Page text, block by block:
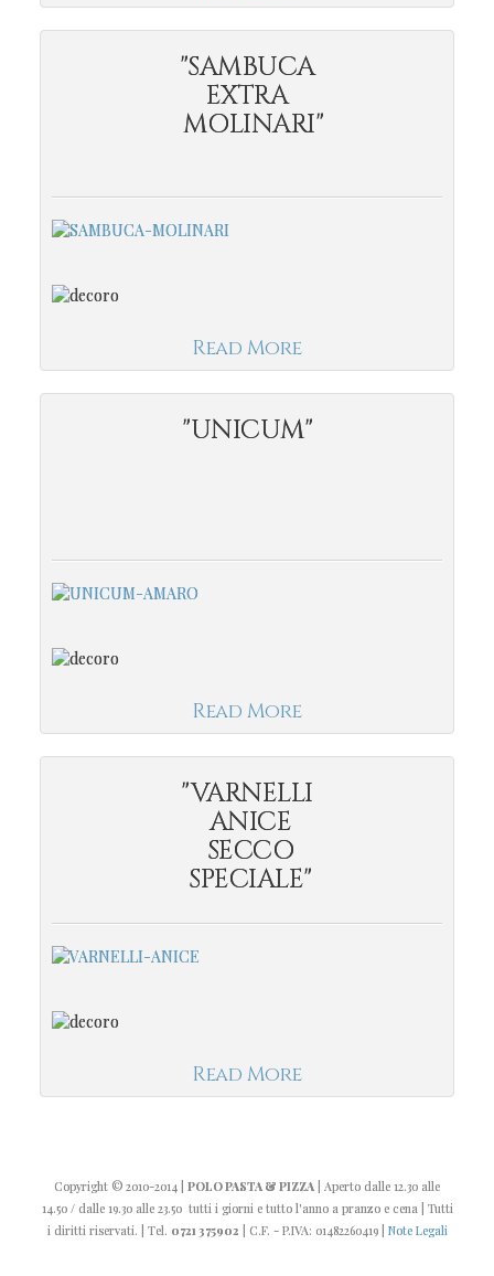
"SAMBUCA
EXTRA
MOLINARI"
Read More
"UNICUM"
Read More
"VARNELLI
ANICE
SECCO
SPECIALE"
Read More
Copyright © 2010-2014 POLO PASTA & PIZZA | Aperto dalle 12.30 alle
14.50 / dalle 19.30 alle 23.50 tutti i giorni e tutto l'anno a pranzo e cena | Tutti
i diritti riservati. | Tel. 0721 375902 | C.F. - P.IVA: 01482260419 | Note Legali